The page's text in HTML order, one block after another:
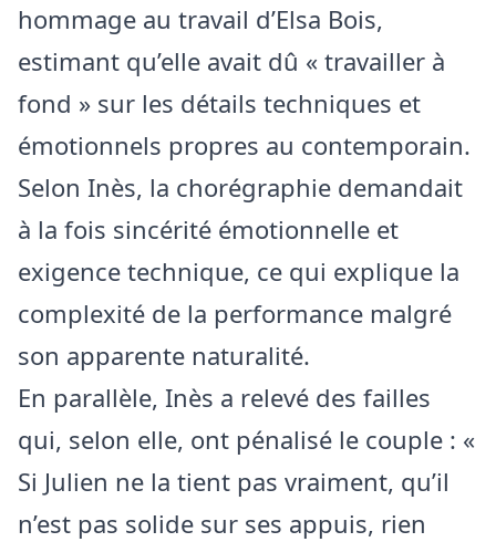
hommage au travail d’Elsa Bois,
estimant qu’elle avait dû « travailler à
fond » sur les détails techniques et
émotionnels propres au contemporain.
Selon Inès, la chorégraphie demandait
à la fois sincérité émotionnelle et
exigence technique, ce qui explique la
complexité de la performance malgré
son apparente naturalité.
En parallèle, Inès a relevé des failles
qui, selon elle, ont pénalisé le couple : «
Si Julien ne la tient pas vraiment, qu’il
n’est pas solide sur ses appuis, rien